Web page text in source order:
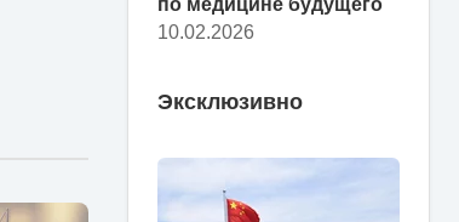
по медицине будущего
10.02.2026
Эксклюзивно